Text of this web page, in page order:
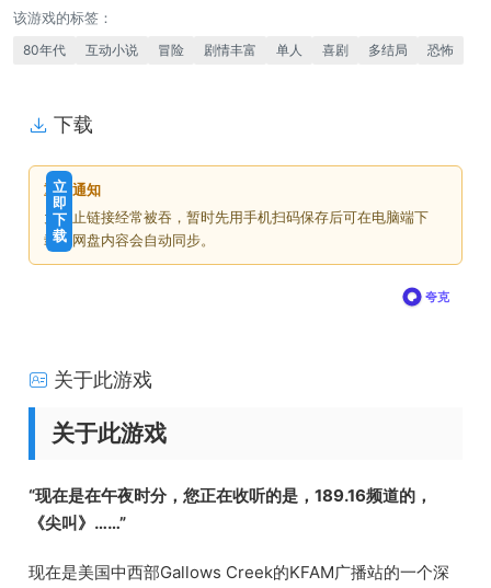
该游戏的标签：
80年代 互动小说 冒险 剧情丰富 单人 喜剧 多结局 恐怖
下载
夸克
下
载
价
格
免
费
立
即
下
载
重要通知
为防止链接经常被吞，暂时先用手机扫码保存后可在电脑端下
载，网盘内容会自动同步。
关于此游戏
关于此游戏
“现在是在午夜时分，您正在收听的是，189.16频道的，
《尖叫》……”
现在是美国中西部Gallows Creek的KFAM广播站的一个深